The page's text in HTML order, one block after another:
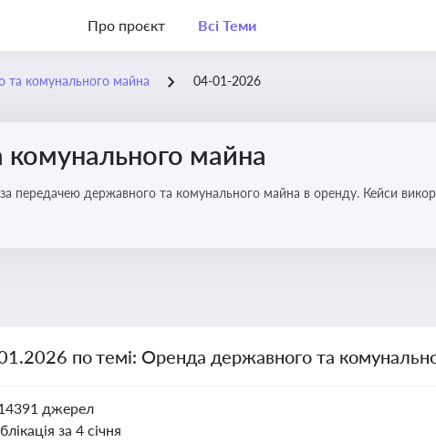
Про проєкт Всі Теми
та комунального майна 04-01-2026
майна
передачею державного та комунального майна в оренду. Кейси
по темі: Оренда державного та
джерел
за 4 січня